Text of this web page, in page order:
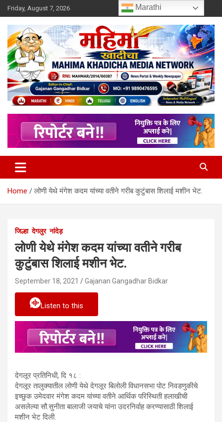
Skip
to
content
Friday, August 7, 2026
Mahimakhadicha
Home लोणी येथे मंगेश कदम यांच्या वतीने गरीब कुटुंबास शिलाई मशीन भेट.
जिल्हा देगलुर नांदेड़
लोणी येथे मंगेश कदम यांच्या वतीने गरीब
कुटुंबास शिलाई मशीन भेट.
September 18, 2021 Gajanan Gangadhar Bidkar
Listen to this
देगलूर प्रतिनिधी, दि १८ :
देगलूर तालुक्यातील लोणी येथे देगलूर बिलोली विधानसभा पोट निवडणुकीचे
इच्छुक उमेदवार मंगेश कदम यांच्या वतीने आर्थिक परिस्थिती हलाखीची
असलेल्या सौ.सुनीता बालाजी जयाचे यांना उदरनिर्वाह करण्यासाठी शिलाई
मशीन भेट दिली.
Marathi